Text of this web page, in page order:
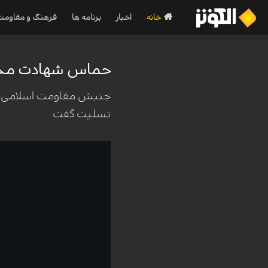
خانه اخبار برنامه ها فرهنگ و
حماس شهادت
جنبش مقاومت اسلامی
تسلیت گفت.